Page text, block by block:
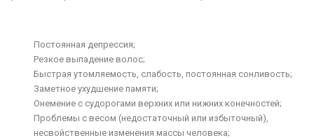
Постоянная депрессия;
Резкое выпадение волос;
Быстрая утомляемость, слабость, постоянная сонливость;
Заметное ухудшение памяти;
Онемение с судорогами верхних или нижних конечностей;
Проблемы с весом (недостаточный или избыточный),
несвойственные изменения массы человека;